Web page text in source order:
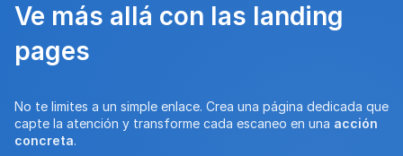
Ve más allá con las landing
pages
No te limites a un simple enlace. Crea una página dedicada que
capte la atención y transforme cada escaneo en una acción
concreta.